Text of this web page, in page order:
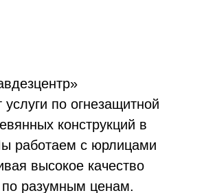
услуги по огнезащитной
конструкций в
работаем с юрлицами
высокое качество
разумным ценам.